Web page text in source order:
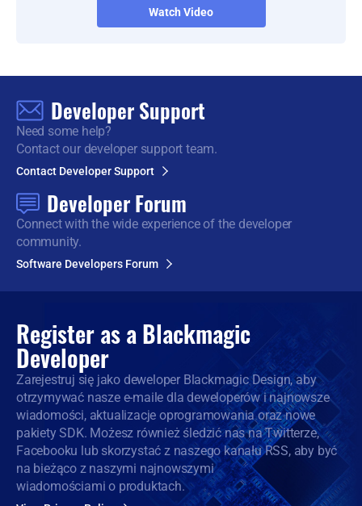
Watch Video
Developer Support
Need some help?
Contact our developer support team.
Contact Developer Support
Developer Forum
Connect with the wideexperience of the developer
community.
Software Developers Forum
Register as aBlackmagic
Developer
Zarejestruj się jako deweloper Blackmagic Design, aby
otrzymywać nasze e-maile dla deweloperów i najnowsze
wiadomości, aktualizacje oprogramowania oraz nowe
pakiety SDK. Możesz również śledzić nas na Twitterze,
Facebooku lub skorzystać z naszego kanału RSS, aby być
na bieżąco z naszymi najnowszymi
wiadomościami o produktach.